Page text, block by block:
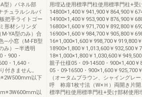
型）パネル部
チュラルシルバ
把手ライトゴー
形材シリンダ
YA型のみ）合
―小窓（M-FB型
み）―半透明
900・
・1,640・
付きません。
以下
以
用埋込使用標準門柱使用標準門柱+受
14800×1,400￥941,900￥864,900￥
14900×1,400￥953,900￥876,900￥
16800×1,600￥971,700￥892,800￥
16900×1,600￥984,700￥905,800￥
16※1,000×1,600￥998,700￥919,800
18900×1,800￥1,013,600￥932,500￥
18※1,000×1,800￥1,030,600￥
親子仕様05・09-14500・900×1,400
05・09-16500・900×1,600￥925,700
（オータムブラウン、シャイングレ
呼 称扉1枚寸法（W×Ｈ）両開き片開
標準門柱使用標準門柱+受け部材使用